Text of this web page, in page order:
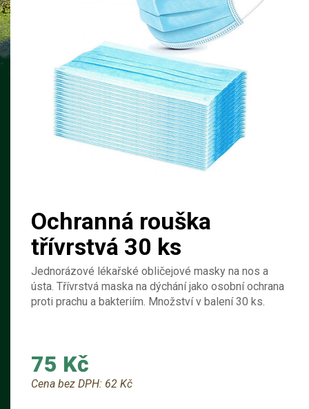
Ochranná rouška
třívrstvá 30 ks
Jednorázové lékařské obličejové masky na nos a
ústa. Třívrstvá maska na dýchání jako osobní ochrana
proti prachu a bakteriím. Množství v balení 30 ks.
75 Kč
Cena bez DPH: 62 Kč